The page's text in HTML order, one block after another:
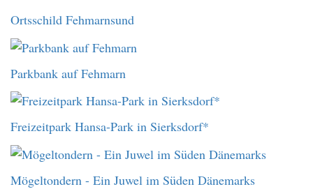
Ortsschild Fehmarnsund
Parkbank auf Fehmarn
Freizeitpark Hansa-Park in Sierksdorf*
Mögeltondern - Ein Juwel im Süden Dänemarks